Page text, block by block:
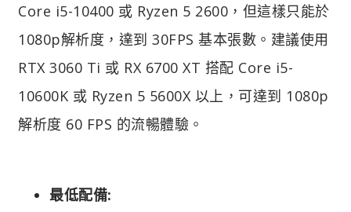
Core i5-10400 或 Ryzen 5 2600，但這樣只能於
1080p解析度，達到 30FPS 基本張數。建議使用
RTX 3060 Ti 或 RX 6700 XT 搭配 Core i5-
10600K 或 Ryzen 5 5600X 以上，可達到 1080p
解析度 60 FPS 的流暢體驗。
最低配備: